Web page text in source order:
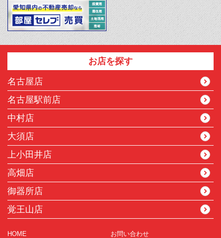
お店を探す
名古屋店
名古屋駅前店
中村店
大須店
上小田井店
高畑店
御器所店
覚王山店
HOME
お問い合わせ